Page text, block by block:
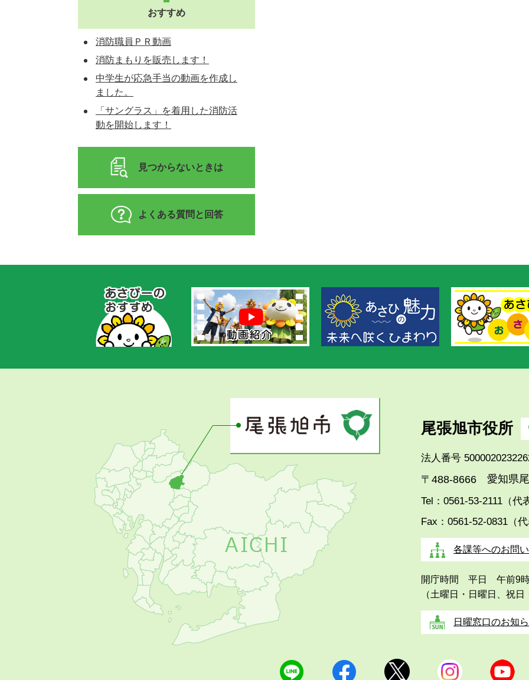
おすすめ
消防職員ＰＲ動画
消防まもりを販売します！
中学生が応急手当の動画を作成し
ました。
「サングラス」を着用した消防活
動を開始します！
見つからないときは
よくある質問と回答
あ
す
め
尾張旭市役所
法人番号
〒488-8666 愛知県
Tel：0561-53-2111（代
Fax：0561-52-0831（代
各課等へのお問
開庁時間 平日 午前9時
（土曜日・日曜日、祝日
日曜窓口のお知